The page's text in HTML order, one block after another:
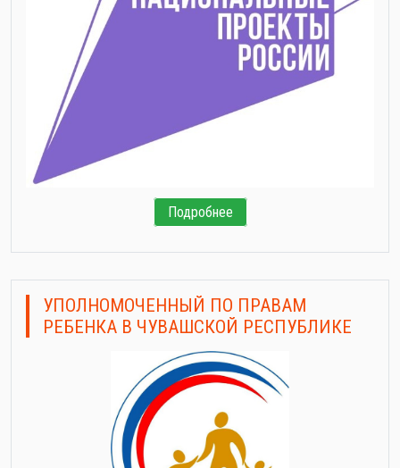
Подробнее
УПОЛНОМОЧЕННЫЙ ПО ПРАВАМ
РЕБЕНКА В ЧУВАШСКОЙ РЕСПУБЛИКЕ